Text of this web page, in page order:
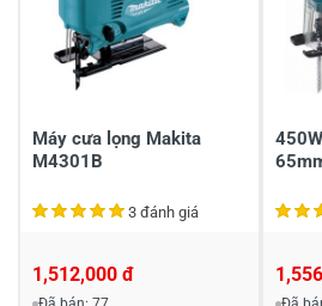
Chia sẻ nhận xét về
Máy cưa lọng Makita
M4301B
3 đánh giá
1,512,000 đ